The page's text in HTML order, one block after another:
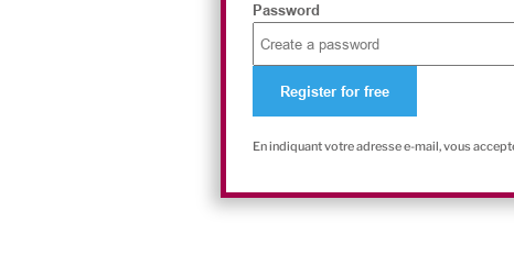
Password
En indiquant votre adresse e-mail, vous